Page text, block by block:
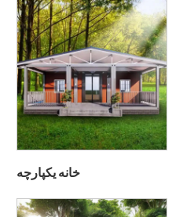
خانه یکپارچه